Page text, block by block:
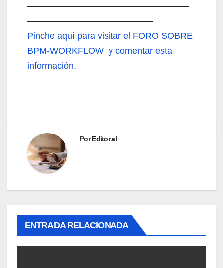
——————————————————
——————————————
Pinche aquí para visitar el FORO SOBRE
BPM-WORKFLOW y comentar esta
información.
PorEditorial
ENTRADA RELACIONADA